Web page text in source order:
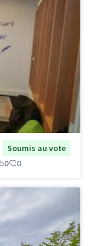
Soumis au vote
0 0